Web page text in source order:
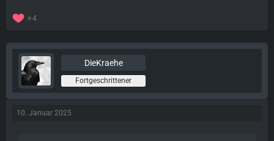
4
DieKraehe
Fortgeschrittener
10. Januar 2025